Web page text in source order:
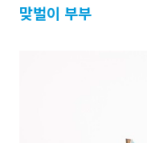
맞벌이 부부